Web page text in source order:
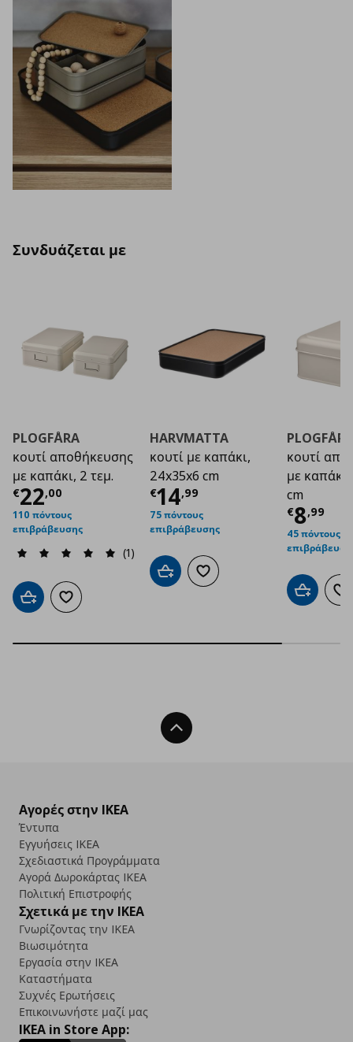
Συνδυάζεται με
PLOGFÅRA
κουτί αποθήκευσης
με καπάκι, 2 τεμ.
€22,00
Τρέχουσα τιμή€ 22,00
110 πόντους
επιβράβευσης
(1)
Προσθήκη στο καλάθι
Προσθήκη στα αγαπημένα
HARVMATTA
κουτί με καπάκι,
24x35x6 cm
€14,99
Τρέχουσα τιμή
75 πόντους
επιβράβευσης
Προσθήκη στο καλάθι
Προσθήκη στα αγαπημένα
PLOGFÅRA
κουτί
με
cm
€8,99
45 πόντους
Προσθήκη
Back To Top
Αγορές στην IKEA
Έντυπα
Εγγυήσεις IKEA
Σχεδιαστικά Προγράμματα
Αγορά Δωρoκάρτας IKEA
Πολιτική Επιστροφής
Σχετικά με την IKEA
Γνωρίζοντας την IKEA
Βιωσιμότητα
Εργασία στην IKEA
Καταστήματα
Συχνές Ερωτήσεις
Επικοινωνήστε μαζί μας
IKEA in Store App: